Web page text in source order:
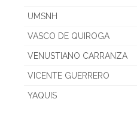
UMSNH
VASCO DE QUIROGA
VENUSTIANO CARRANZA
VICENTE GUERRERO
YAQUIS